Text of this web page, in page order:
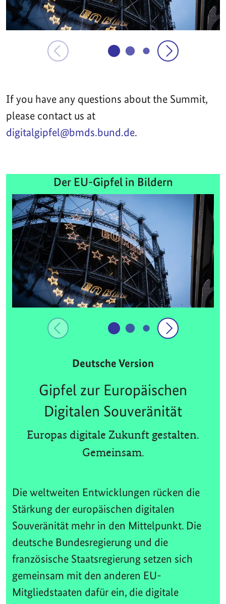
If you have any questions about the Summit,
please contact us at
digitalgipfel@bmds.bund.de.
Der EU-Gipfel in Bildern
Deutsche Version
Gipfel zur Europäischen
Digitalen Souveränität
Europas digitale Zukunft gestalten.
Gemeinsam.
Die weltweiten Entwicklungen rücken die
Stärkung der europäischen digitalen
Souveränität mehr in den Mittelpunkt. Die
deutsche Bundesregierung und die
französische Staatsregierung setzen sich
gemeinsam mit den anderen EU-
Mitgliedstaaten dafür ein, die digitale